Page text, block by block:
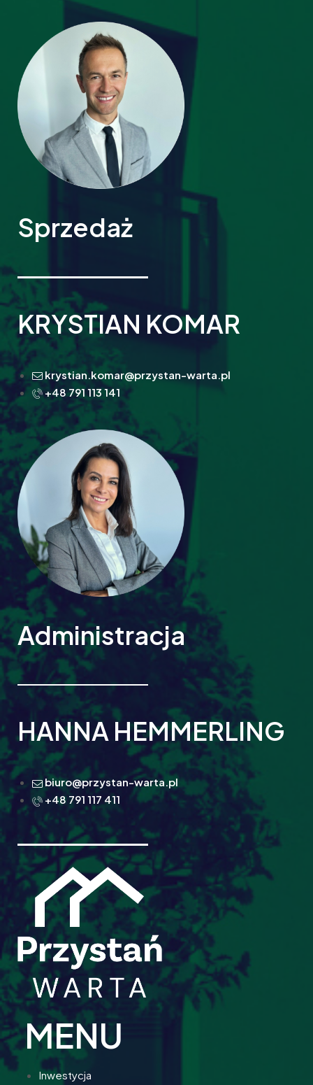
Sprzedaż
KRYSTIAN KOMAR
krystian.komar@przystan-warta.pl
+48 791 113 141
Administracja
HANNA HEMMERLING
biuro@przystan-warta.pl
+48 791 117 411
MENU
Inwestycja